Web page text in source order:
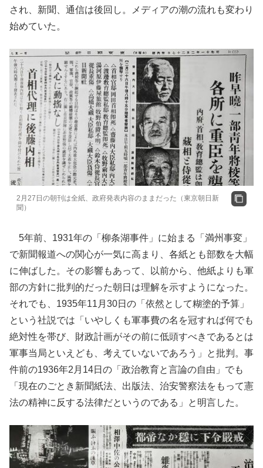
され、新聞、通信は後回し。メディアの潮の流れも変わり
始めていた。
2月27日の朝刊は全紙、政府発表内容のままだった（東京朝日新
聞）
5年前、1931年の「柳条湖事件」に始まる「満州事変」
で新聞報道への関心が一気に高まり、各紙とも部数を大幅
に伸ばした。その影響もあって、以前から、他紙よりも軍
部の方針に批判的だった朝日は理解を示すようになった。
それでも、1935年11月30日の「依然として糊塗的予算」
という社説では「いやしくも軍事費の名を冠すれば何でも
絶対性を帯び、財政計画がその前に低頭すべきであるとは
軍事当局といえども、考えていないであろう」と批判。事
件前の1936年2月14日の「政治教育と言論の自由」でも
「現在のごとき新聞紙法、出版法、治安警察法をもって憲
法の精神に反する法律だというのである」と明言した。